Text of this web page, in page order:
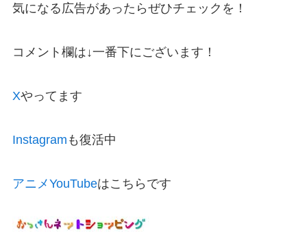
気になる広告があったらぜひチェックを！
コメント欄は↓一番下にございます！
Xやってます
Instagram も復活中
アニメYouTubeはこちらです